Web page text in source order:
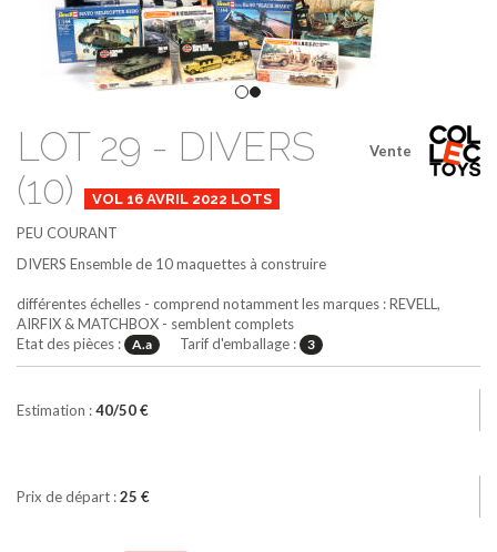
Vente
LOT 29 - DIVERS
(10)
VOL 16 AVRIL 2022 LOTS
PEU COURANT
DIVERS Ensemble de 10 maquettes à construire
différentes échelles - comprend notamment les marques : REVELL,
AIRFIX & MATCHBOX - semblent complets
Etat des pièces :
A.a Tarif d'emballage : 3
Estimation :40/50 €
Prix de départ :25 €